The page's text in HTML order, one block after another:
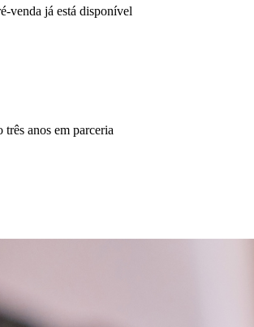
venda já está disponível
anos em parceria